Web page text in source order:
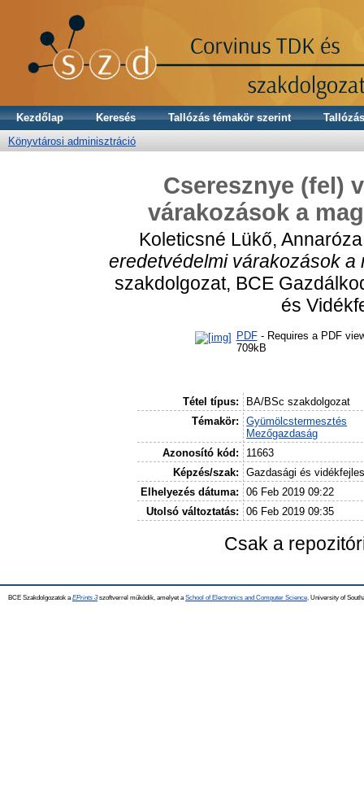
Kezdőlap Keresés Tallózás témakör szerint
Könyvtárosi adminisztráció
Cseresznye (fel)
várakozások a
Koleticsné Lükő, Annaróza
eredetvédelmi várakozások
szakdolgozat, BCE
és
PDF- Requires a PDF
709kB
Tétel típus:
BA/BSc szakdolgozat
Témakör:
Gyümölcstermesztés
Mezőgazdaság
Azonosító kód:
11663
Képzés/szak:
Gazdasági és
Elhelyezés dátuma:
06 Feb 2019 09:22
Utolsó változtatás:
06 Feb 2019 09:35
Csak a
BCE Szakdolgozatok a EPrints 3szoftverrel működik, amelyet a School of Electronics and Computer Science, University of